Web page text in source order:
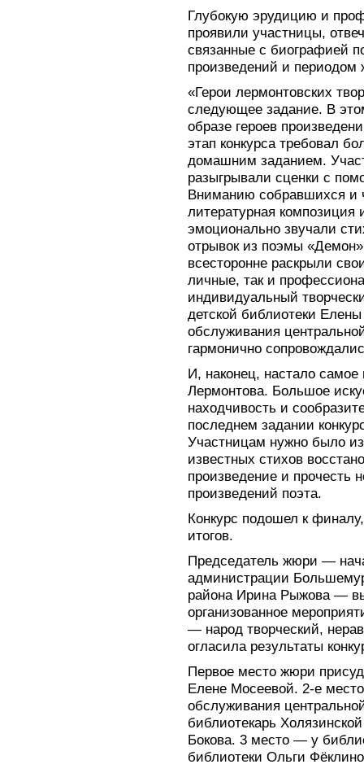
Глубокую эрудицию и
проявили участницы,
связанные с биографией
произведений и периодом
«Герои лермонтовских
следующее задание. В
образе героев
этап конкурса требовал
домашним заданием.
разыгрывали сценки с
Вниманию собравшихся и
литературная композиция
эмоционально звучали
отрывок из поэмы
всесторонне раскрыли
личные, так и
индивидуальный
детской библиотеки
обслуживания
гармонично
И, наконец, настало
Лермонтова. Большое
находчивость и
последнем задании
Участницам нужно было
известных стихов
произведение и прочесть
произведений поэта.
Конкурс подошел к
итогов.
Председатель жюри —
администрации
района Ирина Рыжова —
организованное
— народ творческий,
огласила результаты
Первое место жюри
Елене Мосеевой. 2-е
обслуживания
библиотекарь
Бокова. 3 место — у
библиотеки Ольги